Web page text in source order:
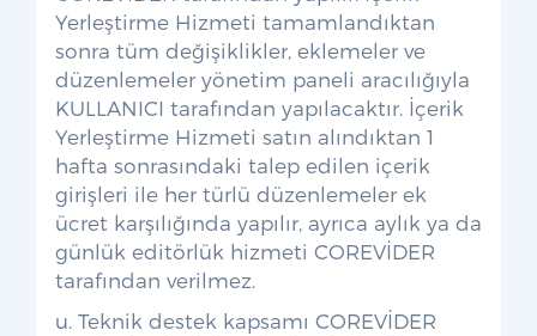
Yerleştirme Hizmeti tamamlandıktan
sonra tüm değişiklikler, eklemeler ve
düzenlemeler yönetim paneli aracılığıyla
KULLANICI tarafından yapılacaktır. İçerik
Yerleştirme Hizmeti satın alındıktan 1
hafta sonrasındaki talep edilen içerik
girişleri ile her türlü düzenlemeler ek
ücret karşılığında yapılır, ayrıca aylık ya da
günlük editörlük hizmeti COREVİDER
tarafından verilmez.
u. Teknik destek kapsamı COREVİDER